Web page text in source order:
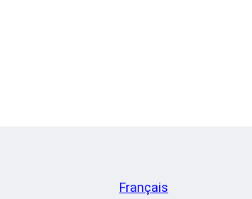
Français